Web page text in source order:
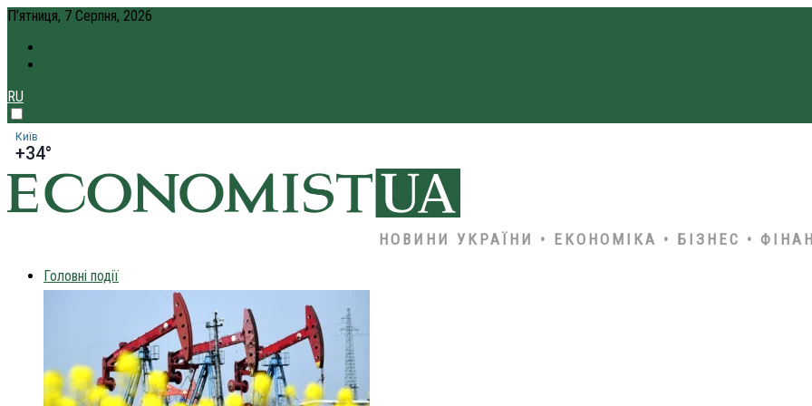
П’ятниця, 7 Серпня, 2026
RU
Київ
+34°
НОВИНИ УКРАЇНИ • ЕКОНОМІКА • БІЗНЕС •
Головні події